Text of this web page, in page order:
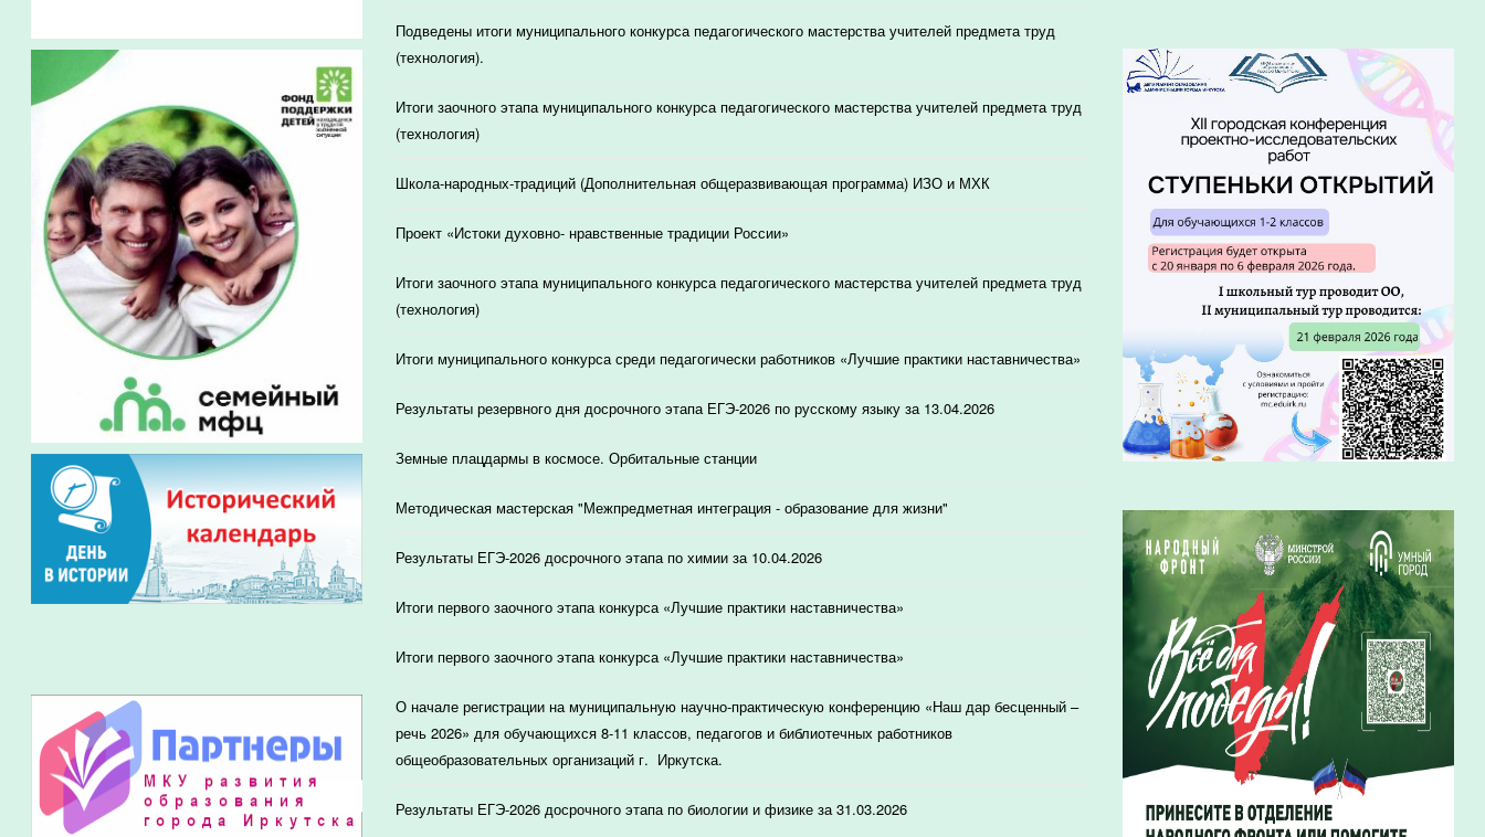
Подведены итоги муниципального конкурса педагогического мастерства учителей предмета труд
(технология).
Итоги заочного этапа муниципального конкурса педагогического мастерства учителей предмета труд
(технология)
Школа-народных-традиций (Дополнительная общеразвивающая программа) ИЗО и МХК
Проект «Истоки духовно- нравственные традиции России»
Итоги заочного этапа муниципального конкурса педагогического мастерства учителей предмета труд
(технология)
Итоги муниципального конкурса среди педагогически работников «Лучшие практики наставничества»
Результаты резервного дня досрочного этапа ЕГЭ-2026 по русскому языку за 13.04.2026
Земные плацдармы в космосе. Орбитальные станции
Методическая мастерская "Межпредметная интеграция - образование для жизни"
Результаты ЕГЭ-2026 досрочного этапа по химии за 10.04.2026
Итоги первого заочного этапа конкурса «Лучшие практики наставничества»
Итоги первого заочного этапа конкурса «Лучшие практики наставничества»
О начале регистрации на муниципальную научно-практическую конференцию «Наш дар бесценный –
речь 2026» для обучающихся 8-11 классов, педагогов и библиотечных работников
общеобразовательных организаций г. Иркутска.
Результаты ЕГЭ-2026 досрочного этапа по биологии и физике за 31.03.2026